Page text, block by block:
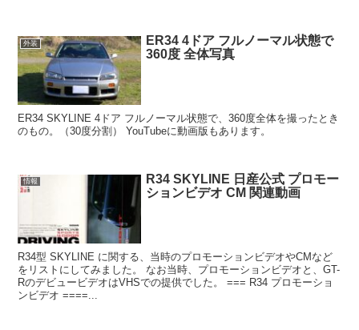
外装
ER34 4ドア フルノーマル状態で
360度 全体写真
ER34 SKYLINE 4ドア フルノーマル状態で、360度全体を撮ったとき
のもの。（30度分割） YouTubeに動画版もあります。
情報
R34 SKYLINE 日産公式 プロモー
ションビデオ CM 関連動画
R34型 SKYLINE に関する、当時のプロモーションビデオやCMなど
をリストにしてみました。 なお当時、プロモーションビデオと、GT-
RのデビュービデオはVHSでの提供でした。 === R34 プロモーショ
ンビデオ ====...